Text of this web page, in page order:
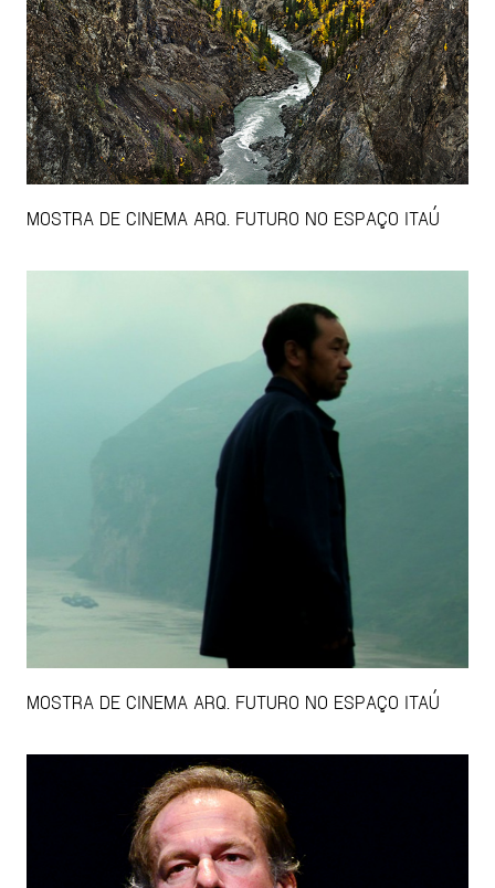
MOSTRA DE CINEMA ARQ. FUTURO NO ESPAÇO ITAÚ
MOSTRA DE CINEMA ARQ. FUTURO NO ESPAÇO ITAÚ